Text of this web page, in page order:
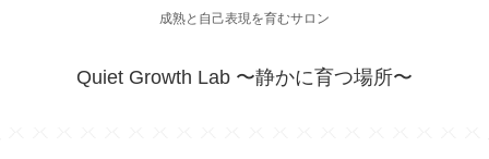
成熟と自己表現を育むサロン
Quiet Growth Lab 〜静かに育つ場所〜